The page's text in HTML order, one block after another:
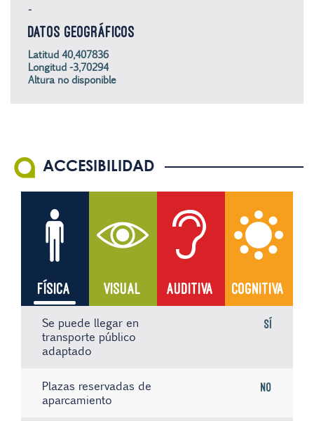
-
DATOS GEOGRÁFICOS
Latitud 40,407836
Longitud -3,70294
Altura no disponible
ACCESIBILIDAD
FÍSICA VISUAL AUDITIVA COGNITIVA
Se puede llegar en
transporte público
adaptado
Sí
Plazas reservadas de
aparcamiento
No